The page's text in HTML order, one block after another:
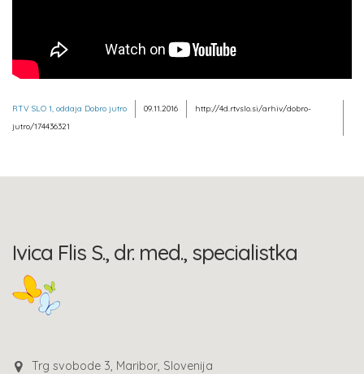
RTV SLO 1, oddaja Dobro jutro 09.11.2016
http://4d.rtvslo.si/arhiv/dobro-
jutro/174436321
Ivica Flis S., dr. med., specialistka
Trg svobode 3, Maribor, Slovenija